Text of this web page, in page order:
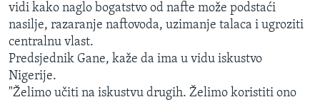
PRATITE NAS
Jezici
vidi kako naglo bogatstvo od nafte može podstaći
nasilje, razaranje naftovoda, uzimanje talaca i ugroziti
centralnu vlast.
Predsjednik Gane, kaže da ima u vidu iskustvo
Nigerije.
"Želimo učiti na iskustvu drugih. Želimo koristiti ono